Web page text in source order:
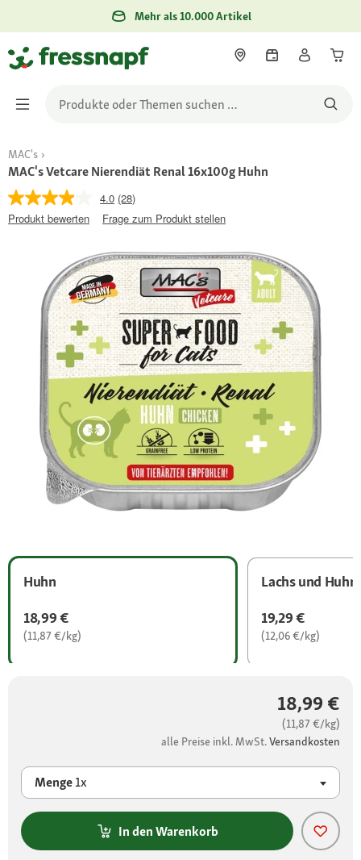
Mehr als 10.000 Artikel
MAC's
MAC's Vetcare Nierendiät Renal 16x100g Huhn
4.0 (28)
Produkt bewerten
Frage zum Produkt stellen
Huhn
18,99 €
(11,87 €/kg)
Lachs und Huhn
19,29 €
(12,06 €/kg)
18,99 €
(11,87 €/kg)
alle Preise inkl. MwSt.Versandkosten
Menge1x
In den Warenkorb